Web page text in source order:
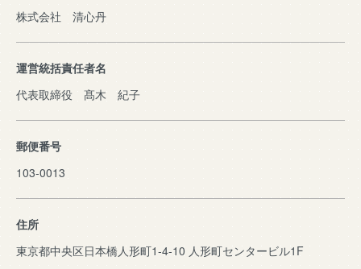
株式会社 清心丹
運営統括責任者名
代表取締役 髙木 紀子
郵便番号
103-0013
住所
東京都中央区日本橋人形町1-4-10 人形町センタービル1F